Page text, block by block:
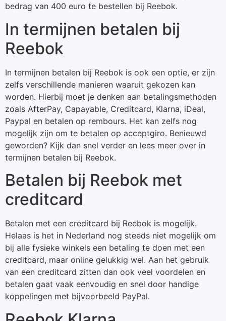
bedrag van 400 euro te bestellen bij Reebok.
In termijnen betalen bij
Reebok
In termijnen betalen bij Reebok is ook een optie, er zijn
zelfs verschillende manieren waaruit gekozen kan
worden. Hierbij moet je denken aan betalingsmethoden
zoals AfterPay, Capayable, Creditcard, Klarna, iDeal,
Paypal en betalen op rembours. Het kan zelfs nog
mogelijk zijn om te betalen op acceptgiro. Benieuwd
geworden? Kijk dan snel verder en lees meer over in
termijnen betalen bij Reebok.
Betalen bij Reebok met
creditcard
Betalen met een creditcard bij Reebok is mogelijk.
Helaas is het in Nederland nog steeds niet mogelijk om
bij alle fysieke winkels een betaling te doen met een
creditcard, maar online gelukkig wel. Aan het gebruik
van een creditcard zitten dan ook veel voordelen en
betalen gaat vaak eenvoudig en snel door handige
koppelingen met bijvoorbeeld PayPal.